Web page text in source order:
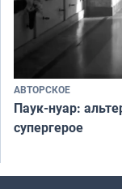
АВТОРСКОЕ
Паук-нуар:
супергерое